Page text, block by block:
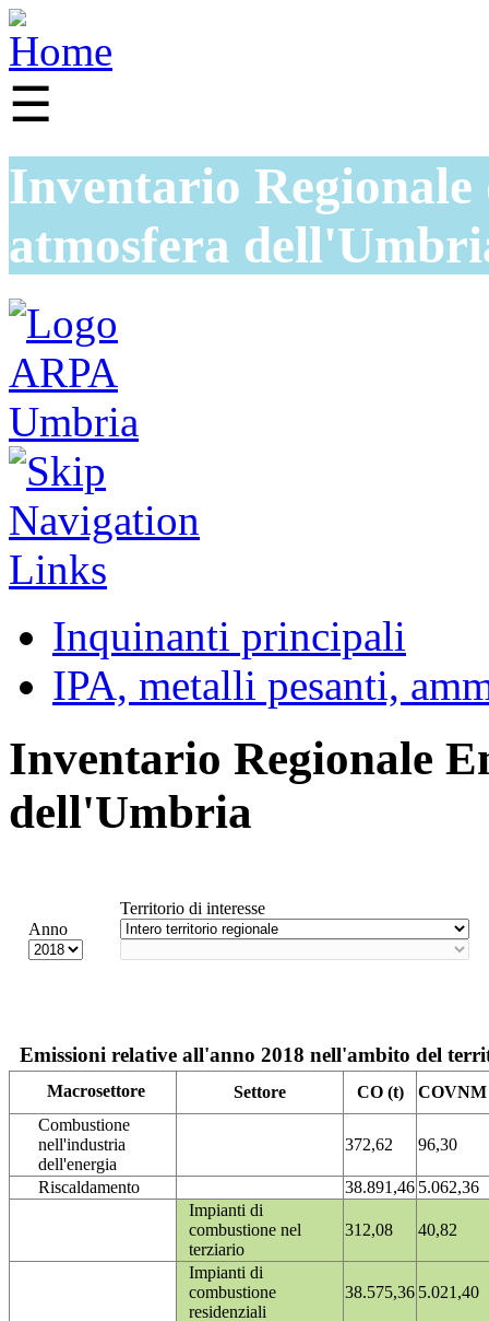
☰
Inventario
atmosfera
Inquinanti principali
IPA, metalli pesanti,
Inventario Regionale
dell'Umbria
Anno
Territorio di interesse
Emissioni relative all'anno 2018 nell'ambito del
Macrosettore Settore CO (t)
COVNM
Combustione
nell'industria
dell'energia
372,62 96,30
Riscaldamento 38.891,46 5.062,36
Impianti di
combustione nel
terziario
312,08 40,82
Impianti di
combustione
residenziali
38.575,36 5.021,40